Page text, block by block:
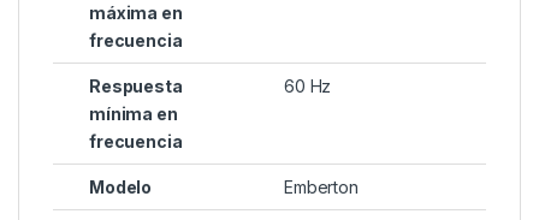
máxima en
frecuencia
Respuesta
mínima en
frecuencia
60 Hz
Modelo Emberton